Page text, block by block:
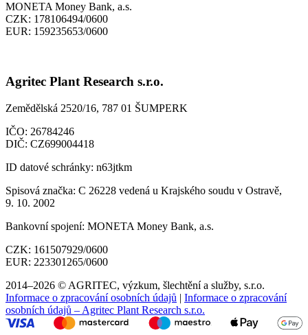
MONETA Money Bank, a.s.
CZK: 178106494/0600
EUR: 159235653/0600
Agritec Plant Research s.r.o.
Zemědělská 2520/16, 787 01 ŠUMPERK
IČO: 26784246
DIČ: CZ699004418
ID datové schránky: n63jtkm
Spisová značka: C 26228 vedená u Krajského soudu v Ostravě,
9. 10. 2002
Bankovní spojení: MONETA Money Bank, a.s.
CZK: 161507929/0600
EUR: 223301265/0600
2014–2026 © AGRITEC, výzkum, šlechtění a služby, s.r.o.
Informace o zpracování osobních údajů | Informace o zpracování
osobních údajů – Agritec Plant Research s.r.o.